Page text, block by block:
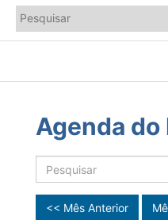
Agenda
<< Mês Anterior